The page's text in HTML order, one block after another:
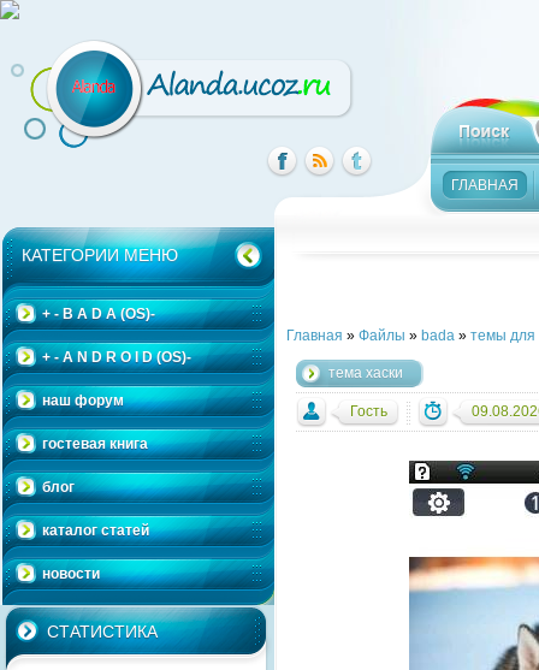
ГЛАВНАЯ
КАТЕГОРИИ МЕНЮ
+ - B A D A (OS)-
+ - A N D R O I D (OS)-
наш форум
гостевая книга
блог
каталог статей
новости
СТАТИСТИКА
Главная » Файлы » bada » темы для
тема хаски
Гость